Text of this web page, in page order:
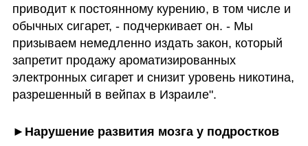
приводит к постоянному курению, в том числе и
обычных сигарет, - подчеркивает он. - Мы
призываем немедленно издать закон, который
запретит продажу ароматизированных
электронных сигарет и снизит уровень никотина,
разрешенный в вейпах в Израиле".
►Нарушение развития мозга у подростков